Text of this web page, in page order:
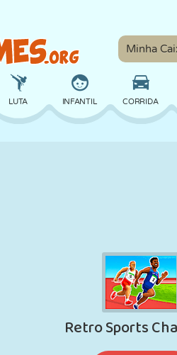
Minha
LUTA INFANTIL CORRIDA
MONSTRO
ROBÔ CORRER